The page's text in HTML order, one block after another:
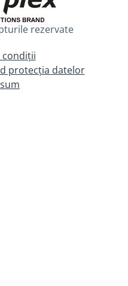
rezervate
condiții
protecția datelor